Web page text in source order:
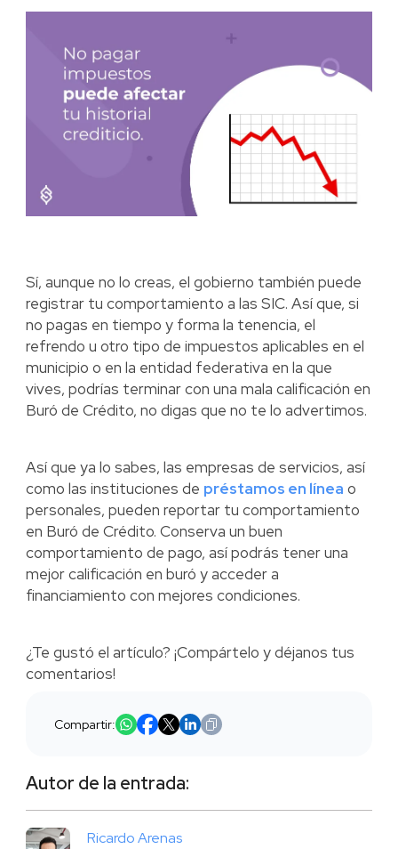
Sí, aunque no lo creas, el gobierno también puede
registrar tu comportamiento a las SIC. Así que, si
no pagas en tiempo y forma la tenencia, el
refrendo u otro tipo de impuestos aplicables en el
municipio o en la entidad federativa en la que
vives, podrías terminar con una mala calificación en
Buró de Crédito, no digas que no te lo advertimos.
Así que ya lo sabes, las empresas de servicios, así
como las instituciones de préstamos en línea o
personales, pueden reportar tu comportamiento
en Buró de Crédito. Conserva un buen
comportamiento de pago, así podrás tener una
mejor calificación en buró y acceder a
financiamiento con mejores condiciones.
¿Te gustó el artículo? ¡Compártelo y déjanos tus
comentarios!
Compartir:
Autor de la entrada:
Ricardo Arenas